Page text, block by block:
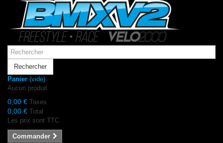
Rechercher
Panier (vide)
Aucun produit
0,00 € Taxes
0,00 € Total
Les prix sont TTC
Commander